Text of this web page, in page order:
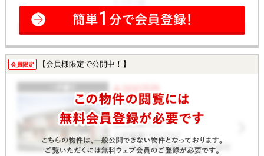
会員限定 【会員様限定で公開中！】